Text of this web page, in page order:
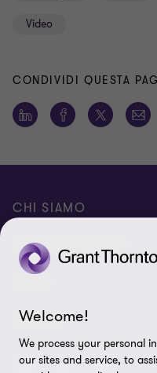
Video
CONDIVIDI QUESTA
CHI SIAMO
Le nostre persone
Chi Siamo
Contattaci
Lavora con noi
I NOSTRI SERVIZI
I nostri servizi di advisory
I nostri servizi IT & Cloud
Privacy policy
Cookie policy
SEGUICI
Welcome!
We process your personal
our sites and service, to